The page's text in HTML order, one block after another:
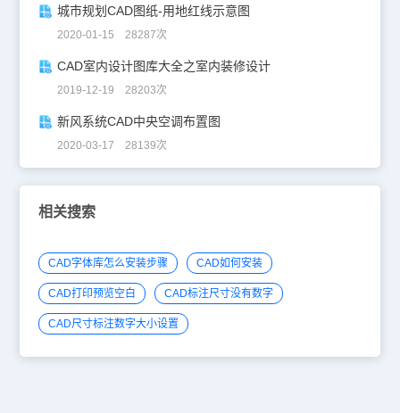
城市规划CAD图纸-用地红线示意图
2020-01-15 28287次
CAD室内设计图库大全之室内装修设计
2019-12-19 28203次
新风系统CAD中央空调布置图
2020-03-17 28139次
相关搜索
CAD字体库怎么安装步骤 CAD如何安装
CAD打印预览空白 CAD标注尺寸没有数字
CAD尺寸标注数字大小设置